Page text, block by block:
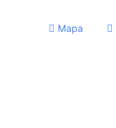
Mapa